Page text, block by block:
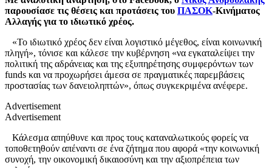
παρουσίασε τις θέσεις και προτάσεις του ΠΑΣΟΚ-Κινήματος
Αλλαγής για το ιδιωτικό χρέος.
«Το ιδιωτικό χρέος δεν είναι λογιστικό μέγεθος, είναι κοινωνική
πληγή», τόνισε και κάλεσε την κυβέρνηση «να εγκαταλείψει την
πολιτική της αδράνειας και της εξυπηρέτησης συμφερόντων των
funds και να προχωρήσει άμεσα σε πραγματικές παρεμβάσεις
προστασίας των δανειοληπτών», όπως συγκεκριμένα ανέφερε.
Advertisement
Advertisement
Κάλεσμα απηύθυνε και προς τους καταναλωτικούς φορείς να
τοποθετηθούν απέναντι σε ένα ζήτημα που αφορά «την κοινωνική
συνοχή, την οικονομική δικαιοσύνη και την αξιοπρέπεια των